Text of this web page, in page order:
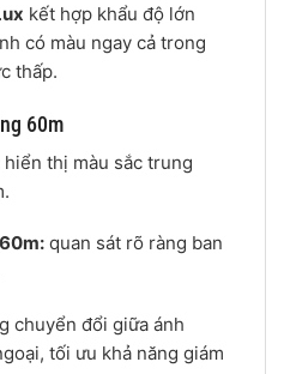
kết hợp khẩu độ lớn
có màu ngay cả trong
thấp.
60m
hiển thị màu sắc trung
quan sát rõ ràng ban
chuyển đổi giữa ánh
tối ưu khả năng giám